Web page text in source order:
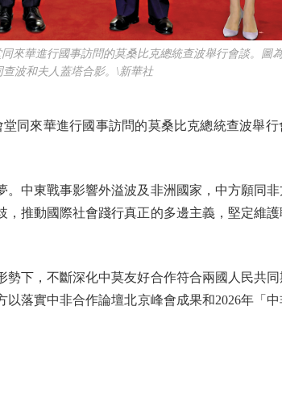
華進行國事訪問的莫桑比克總統查波舉行會談。圖
查波和夫人蓋塔合影。\新華社
來華進行國事訪問的莫桑比克總統查波舉行
東戰事影響外溢波及非洲國家，中方願同非
推動國際社會踐行真正的多邊主義，堅定維
，不斷深化中莫友好合作符合兩國人民共同
落實中非合作論壇北京峰會成果和2026年「